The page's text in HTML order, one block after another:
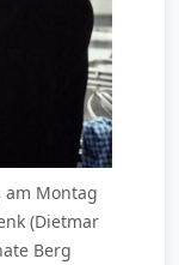
am Montag
(Dietmar
Berg